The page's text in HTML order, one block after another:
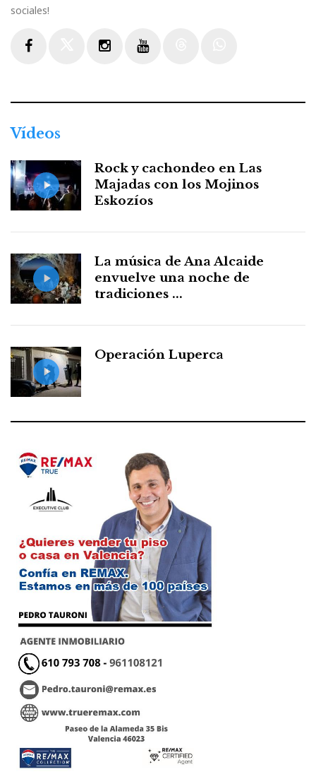
sociales!
Vídeos
Rock y cachondeo en Las
Majadas con los Mojinos
Eskozíos
La música de Ana Alcaide
envuelve una noche de
tradiciones ...
Operación Luperca